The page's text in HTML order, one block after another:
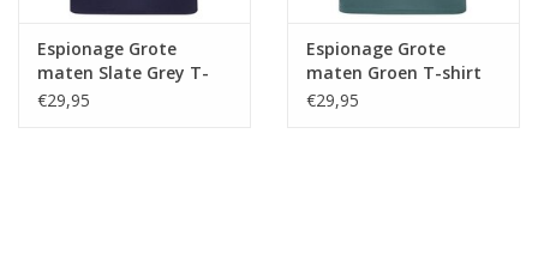
Espionage Grote
maten Slate Grey T-
shirt "Vintage
€29,95
Espionage Grote
maten Groen T-shirt
"Motorcycle" TS401
€29,95